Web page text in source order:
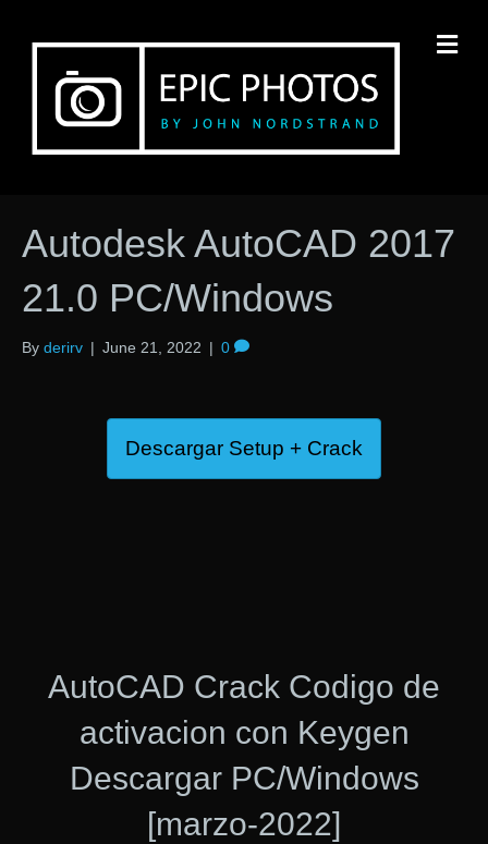
Autodesk AutoCAD 2017
21.0 PC/Windows
By derirv | June 21, 2022 | 0
Descargar Setup + Crack
AutoCAD Crack Codigo de
activacion con Keygen
Descargar PC/Windows
[marzo-2022]